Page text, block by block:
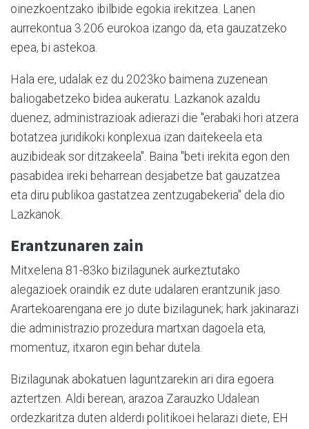
oinezkoentzako ibilbide egokia irekitzea. Lanen
aurrekontua 3.206 eurokoa izango da, eta gauzatzeko
epea, bi astekoa.
Hala ere, udalak ez du 2023ko baimena zuzenean
baliogabetzeko bidea aukeratu. Lazkanok azaldu
duenez, administrazioak adierazi die "erabaki hori atzera
botatzea juridikoki konplexua izan daitekeela eta
auzibideak sor ditzakeela". Baina "beti irekita egon den
pasabidea ireki beharrean desjabetze bat gauzatzea
eta diru publikoa gastatzea zentzugabekeria" dela dio
Lazkanok.
Erantzunaren zain
Mitxelena 81-83ko bizilagunek aurkeztutako
alegazioek oraindik ez dute udalaren erantzunik jaso.
Arartekoarengana ere jo dute bizilagunek; hark jakinarazi
die administrazio prozedura martxan dagoela eta,
momentuz, itxaron egin behar dutela.
Bizilagunak abokatuen laguntzarekin ari dira egoera
aztertzen. Aldi berean, arazoa Zarauzko Udalean
ordezkaritza duten alderdi politikoei helarazi diete, EH